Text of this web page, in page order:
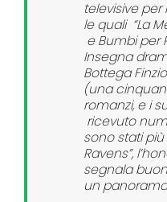
televisive
le quali “La
e Bumbi per
Insegna
Bottega
(una
romanzi, e i
ricevuto
sono stati più
Ravens”,
segnala
un